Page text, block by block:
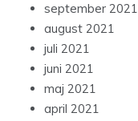
september 2021
august 2021
juli 2021
juni 2021
maj 2021
april 2021